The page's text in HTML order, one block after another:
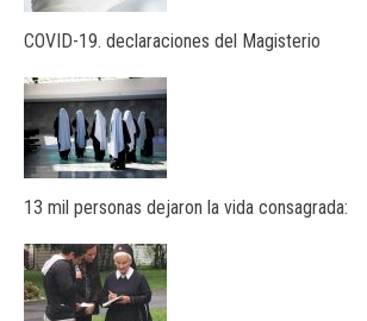
COVID-19. declaraciones del Magisterio
13 mil personas dejaron la vida consagrada: